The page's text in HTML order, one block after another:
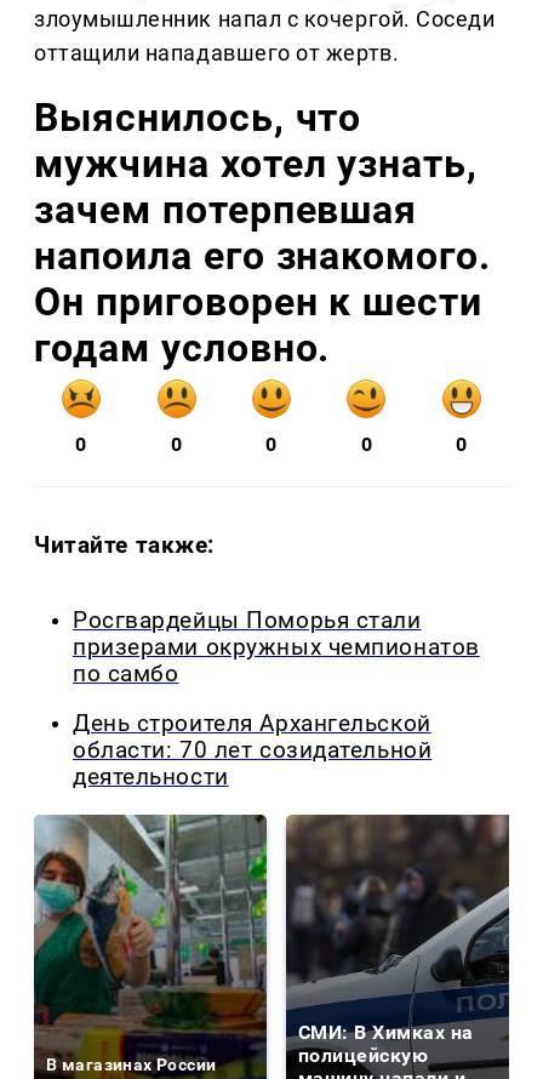
злоумышленник напал с кочергой. Соседи
оттащили нападавшего от жертв.
Выяснилось, что
мужчина хотел узнать,
зачем потерпевшая
напоила его знакомого.
Он приговорен к шести
годам условно.
0 0 0 0 0
Читайте также:
Росгвардейцы Поморья стали
призерами окружных чемпионатов
по самбо
День строителя Архангельской
области: 70 лет созидательной
деятельности
В магазинах России
СМИ: В Химках на
полицейскую